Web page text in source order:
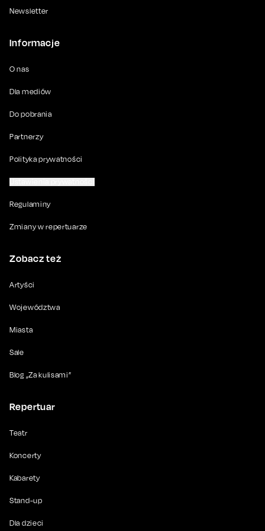
Newsletter
Informacje
O nas
Dla mediów
Do pobrania
Partnerzy
Polityka prywatności
Regulaminy
Zmiany w repertuarze
Zobacz też
Artyści
Województwa
Miasta
Sale
Blog „Za kulisami”
Repertuar
Teatr
Koncerty
Kabarety
Stand-up
Dla dzieci